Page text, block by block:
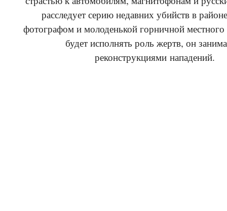
расследует серию недавних убийств в
фотографом и молоденькой горничной местного
будет исполнять роль жертв, он
реконструкциями нападений.